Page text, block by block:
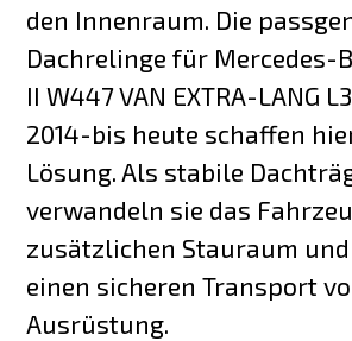
den Innenraum. Die
Dachrelinge für Mercedes-
II W447 VAN EXTRA-LANG
2014-bis heute schaffen
Lösung. Als stabile
verwandeln sie das
zusätzlichen Stauraum
einen sicheren Transport
Ausrüstung.